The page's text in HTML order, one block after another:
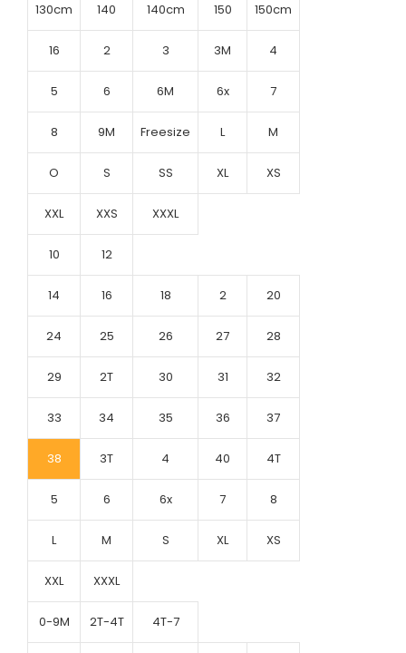
130cm 140 140cm 150 150cm
16 2 3 3M 4
5 6 6M 6x 7
8 9M Freesize L M
O S SS XL XS
XXL XXS XXXL
10 12
14 16 18 2 20
24 25 26 27 28
29 2T 30 31 32
33 34 35 36 37
38 3T 4 40 4T
5 6 6x 7 8
L M S XL XS
XXL XXXL
0-9M 2T-4T 4T-7